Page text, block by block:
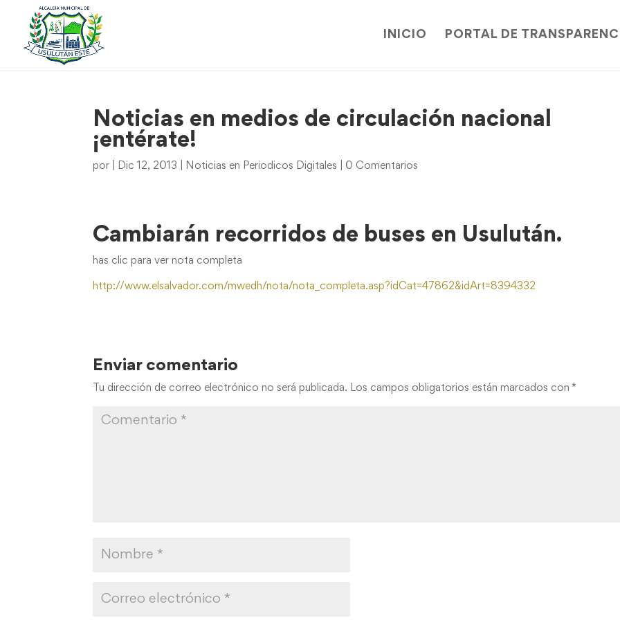
INICIO PORTAL DE
Noticias en medios de circulación nacional
¡entérate!
por Dic 12, 2013 Noticias en Periodicos Digitales 0 Comentarios
Cambiarán recorridos de buses en Usulután.
has clic para ver nota completa
http://www.elsalvador.com/mwedh/nota/nota_completa.asp?idCat=47862&idArt=8394332
Enviar comentario
Tu dirección de correo electrónico no será publicada. Los campos obligatorios están marcados con *